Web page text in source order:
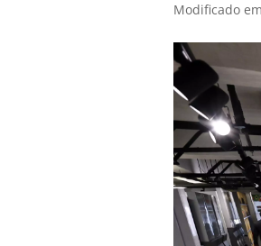
Modificado